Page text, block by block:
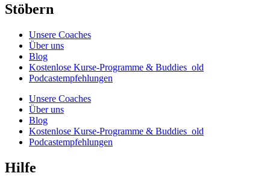
Stöbern
Unsere Coaches
Über uns
Blog
Kostenlose Kurse-Programme & Buddies_old
Podcastempfehlungen
Unsere Coaches
Über uns
Blog
Kostenlose Kurse-Programme & Buddies_old
Podcastempfehlungen
Hilfe